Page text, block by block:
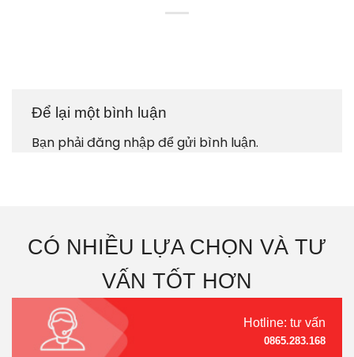
Để lại một bình luận
Bạn phảiđăng nhậpđể gửi bình luận.
CÓ NHIỀU LỰA CHỌN VÀ TƯ
VẤN TỐT HƠN
Hotline: tư vấn
0865.283.168